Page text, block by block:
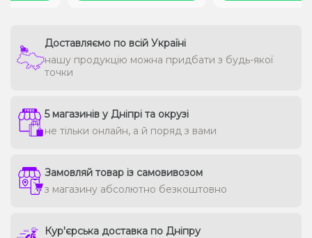
Доставляємо по всій Україні
нашу продукцію можна придбати з будь-якої
точки
5 магазинів у Дніпрі та окрузі
не тільки онлайн, а й поряд з вами
Замовляй товар із самовивозом
з магазину абсолютно безкоштовно
Кур'єрська доставка по Дніпру